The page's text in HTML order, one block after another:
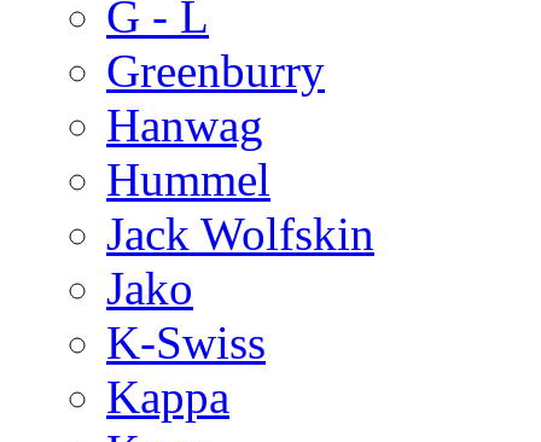
G - L
Greenburry
Hanwag
Hummel
Jack Wolfskin
Jako
K-Swiss
Kappa